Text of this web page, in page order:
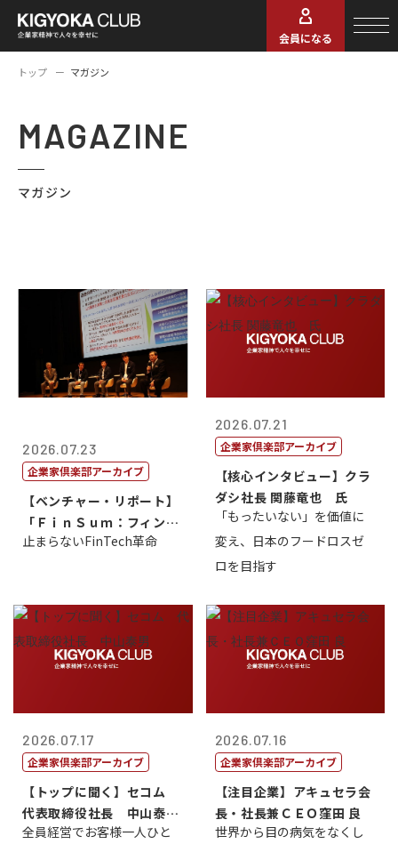
会員になる
トップ マガジン
MAGAZINE
マガジン
2026.07.23
企業家倶楽部アーカイブ
【ベンチャー・リポート】
「ＦｉｎＳｕｍ：フィンテ
ック・サミッ...
止まらないFinTech革命
2026.07.21
企業家倶楽部アーカイブ
【核心インタビュー】クラ
ダシ社長 関藤竜也 氏
「もったいない」を価値に
変え、日本のフードロスゼ
ロを目指す
2026.07.17
企業家倶楽部アーカイブ
【トップに聞く】セコム
代表取締役社長 中山泰
男
全員経営でお客様一人ひと
2026.07.16
企業家倶楽部アーカイブ
【注目企業】アキュセラ会
長・社長兼ＣＥＯ窪田 良
世界から目の病気をなくし